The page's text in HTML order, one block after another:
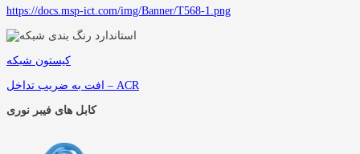
https://docs.msp-ict.com/img/Banner/T568-1.png
کیستون شبکه
افت به ضریب تداخل – ACR
کابل های فیبر نوری